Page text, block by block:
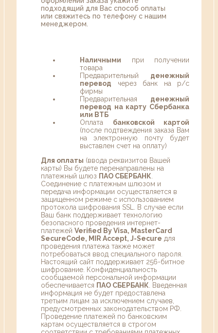
подходящий для Вас способ оплаты
или свяжитесь по телефону с нашим
менеджером.
Наличными при получении
товара
Предварительный денежный
перевод через банк на р/с
фирмы
Предварительная денежный
перевод на карту Сбербанка
или ВТБ
Оплата банковской картой
(после подтвеждения заказа Вам
на электронную почту будет
выставлен счет на оплату)
Для оплаты (ввода реквизитов Вашей
карты) Вы будете перенаправлены на
платежный шлюз ПАО СБЕРБАНК
Соединение с платежным шлюзом и
передача информации осуществляется в
защищенном режиме с использованием
протокола шифрования SSL. В случае если
Ваш банк поддерживает технологию
безопасного проведения интернет-
платежей Verified By Visa, MasterCard
SecureCode, MIR Accept, J-Secure для
проведения платежа также может
потребоваться ввод специального пароля.
Настоящий сайт поддерживает 256-битное
шифрование. Конфиденциальность
сообщаемой персональной информации
обеспечивается ПАО СБЕРБАНК . Введенная
информация не будет предоставлена
третьим лицам за исключением случаев,
предусмотренных законодательством РФ.
Проведение платежей по банковским
картам осуществляется в строгом